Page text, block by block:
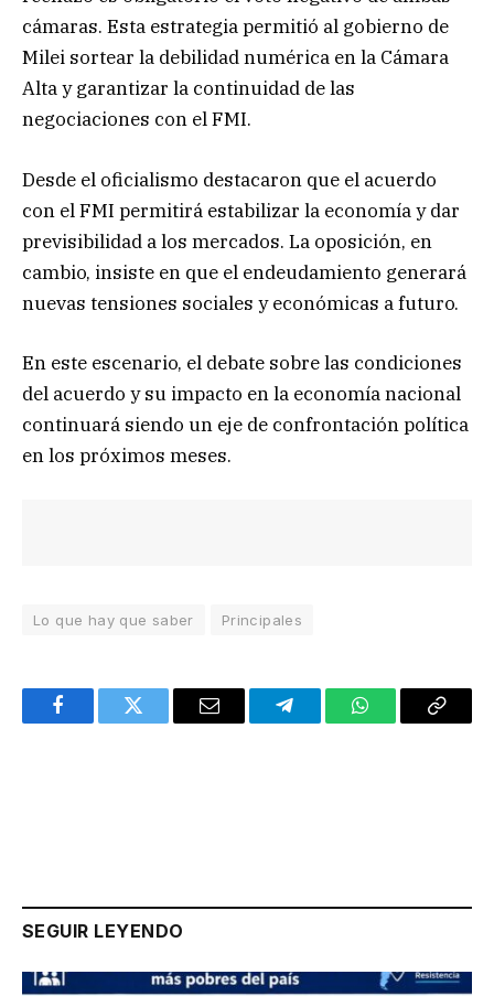
cámaras. Esta estrategia permitió al gobierno de
Milei sortear la debilidad numérica en la Cámara
Alta y garantizar la continuidad de las
negociaciones con el FMI.
Desde el oficialismo destacaron que el acuerdo
con el FMI permitirá estabilizar la economía y dar
previsibilidad a los mercados. La oposición, en
cambio, insiste en que el endeudamiento generará
nuevas tensiones sociales y económicas a futuro.
En este escenario, el debate sobre las condiciones
del acuerdo y su impacto en la economía nacional
continuará siendo un eje de confrontación política
en los próximos meses.
Lo que hay que saber Principales
FacebookTwitter Email TelegramWhatsAppCopy
SEGUIR LEYENDO